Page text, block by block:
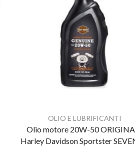
OLIO E LUBRIFICANTI
Olio motore 20W-50
Harley Davidson Sportster